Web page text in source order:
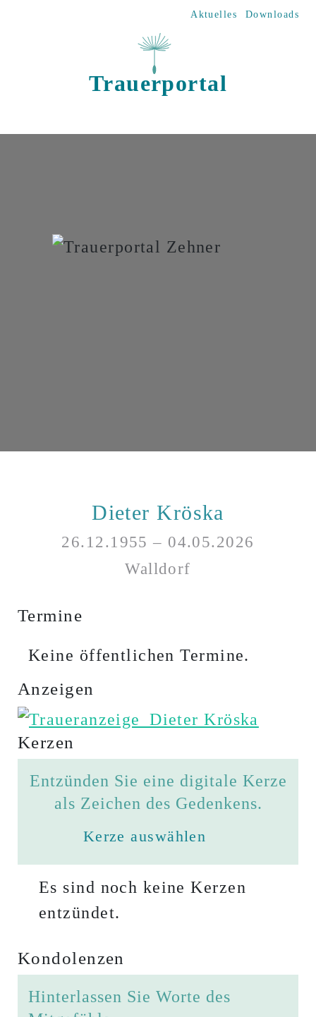
Aktuelles Downloads
Trauerportal
Dieter Kröska
26.12.1955 – 04.05.2026
Walldorf
Termine
Keine öffentlichen Termine.
Anzeigen
Kerzen
Entzünden Sie eine digitale Kerze
als Zeichen des Gedenkens.
Kerze auswählen
Es sind noch keine Kerzen
entzündet.
Kondolenzen
Hinterlassen Sie Worte des